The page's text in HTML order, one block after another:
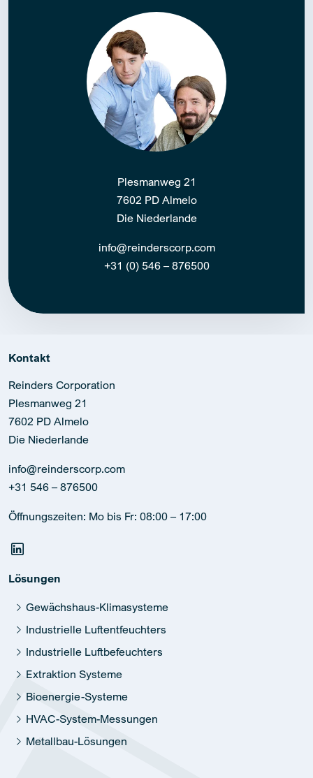
Plesmanweg 21
7602 PD Almelo
Die Niederlande
info@reinderscorp.com
+31 (0) 546 – 876500
Kontakt
Reinders Corporation
Plesmanweg 21
7602 PD Almelo
Die Niederlande
info@reinderscorp.com
+31 546 – 876500
Öffnungszeiten: Mo bis Fr: 08:00 – 17:00
Lösungen
Gewächshaus-Klimasysteme
Industrielle Luftentfeuchters
Industrielle Luftbefeuchters
Extraktion Systeme
Bioenergie-Systeme
HVAC-System-Messungen
Metallbau-Lösungen